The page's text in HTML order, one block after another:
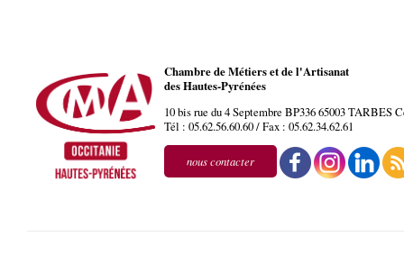
Chambre de Métiers et de l'Artisanat
des Hautes-Pyrénées
10 bis rue du 4 Septembre BP33665003TARBES
Tél : 05.62.56.60.60/ Fax : 05.62.34.62.61
nous contacter